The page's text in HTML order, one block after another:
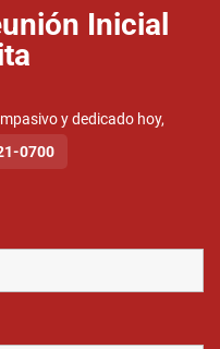
Inicial
y dedicado hoy,
0700